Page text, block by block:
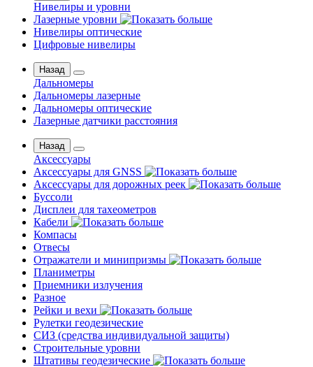
Нивелиры и уровни
Лазерные уровни
Нивелиры оптические
Цифровые нивелиры
Назад
Дальномеры
Дальномеры лазерные
Дальномеры оптические
Лазерные датчики расстояния
Назад
Аксессуары
Аксессуары для GNSS
Аксессуары для дорожных реек
Буссоли
Дисплеи для тахеометров
Кабели
Компасы
Отвесы
Отражатели и минипризмы
Планиметры
Приемники излучения
Разное
Рейки и вехи
Рулетки геодезические
СИЗ (средства индивидуальной защиты)
Строительные уровни
Штативы геодезические